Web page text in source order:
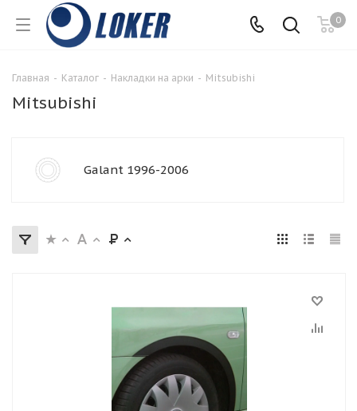
0
Главная - Каталог - Накладки на арки - Mitsubishi
Mitsubishi
Galant 1996-2006